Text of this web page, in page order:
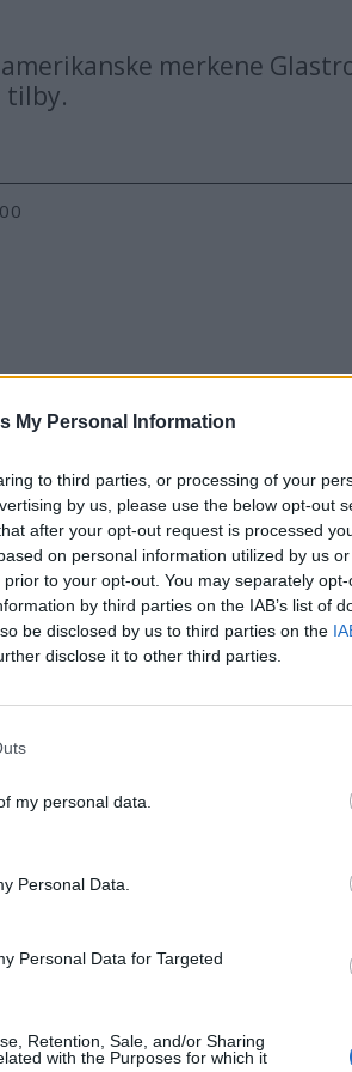
My Personal Information
to third parties, or processing of your
by us, please use the below opt-out
after your opt-out request is processed
on personal information utilized by us
to your opt-out. You may separately
by third parties on the IAB’s list of
be disclosed by us to third parties on the
disclose it to other third parties.
my personal data.
Personal Data.
Personal Data for Targeted
Retention, Sale, and/or Sharing
with the Purposes for which it
merkene
tilby.
Flipper, Galia, Silver,
Glastron kommer fra Glas – for
spennende nyheter, blant
første modellene med
blant annet ”Batman”-
over to politibiler. I 1970 ble
Glastron ble produsert. I dag
produsert ved et topp moderne
på 17 fot og opp til
har Ranger bygd opp en arv av